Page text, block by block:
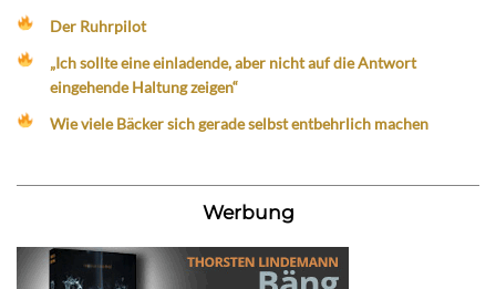
Der Ruhrpilot
„Ich sollte eine einladende, aber nicht auf die Antwort
eingehende Haltung zeigen“
Wie viele Bäcker sich gerade selbst entbehrlich machen
Werbung